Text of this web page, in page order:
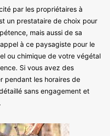
par les propriétaires à
un prestataire de choix pour
mais aussi de sa
à ce paysagiste pour le
ou chimique de votre végétal
Si vous avez des
pendant les horaires de
sans engagement et